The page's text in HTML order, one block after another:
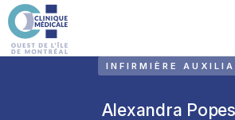
INFIRMIÈRE
Alexandra